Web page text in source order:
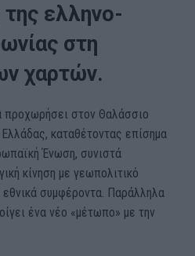
ελληνο-
στη
χαρτών.
προχωρήσει στον Θαλάσσιο
καταθέτοντας επίσημα
Ένωση, συνιστά
κίνηση με γεωπολιτικό
συμφέροντα. Παράλληλα
ένα νέο «μέτωπο» με την